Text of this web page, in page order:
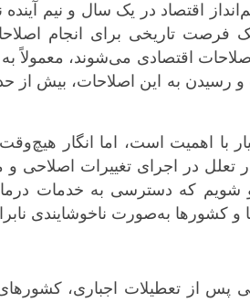
*چندرسانه‌ای
عکس
اقتصاد در یک سال و نیم
فرصت تاریخی برای انجام
اقتصادی می‌شوند، معمولاً
و رسیدن به این اصلاحات، بیش
با اهمیت است، اما انگار
شد با سوء آثار تعلل در اجرای تغییرات
که دسترسی به خدمات
و کشورها به‌صورت ناخوشایندی
پس از تعطیلات اجباری،